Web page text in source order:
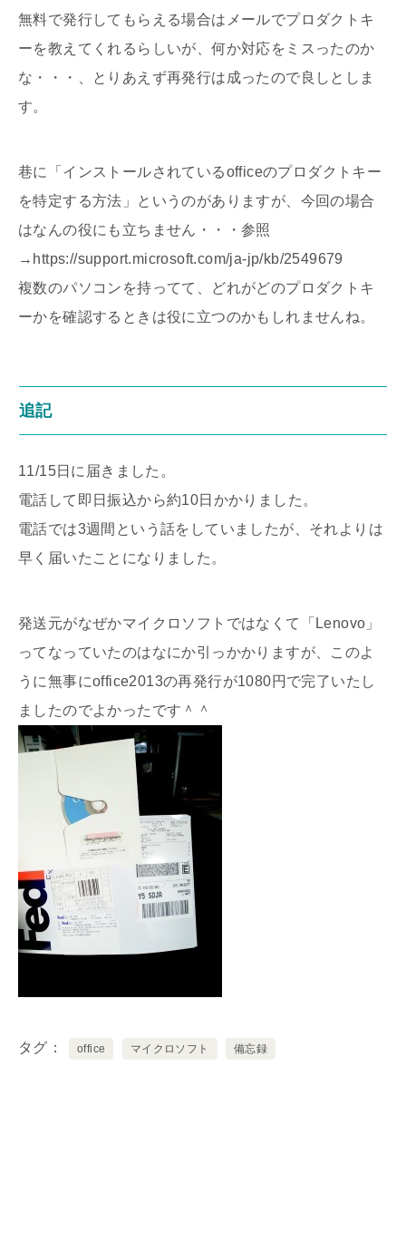
無料で発行してもらえる場合はメールでプロダクトキ
ーを教えてくれるらしいが、何か対応をミスったのか
な・・・、とりあえず再発行は成ったので良しとしま
す。
巷に「インストールされているofficeのプロダクトキー
を特定する方法」というのがありますが、今回の場合
はなんの役にも立ちません・・・参照
→https://support.microsoft.com/ja-jp/kb/2549679
複数のパソコンを持ってて、どれがどのプロダクトキ
ーかを確認するときは役に立つのかもしれませんね。
追記
11/15日に届きました。
電話して即日振込から約10日かかりました。
電話では3週間という話をしていましたが、それよりは
早く届いたことになりました。
発送元がなぜかマイクロソフトではなくて「Lenovo」
ってなっていたのはなにか引っかかりますが、このよ
うに無事にoffice2013の再発行が1080円で完了いたし
ましたのでよかったです＾＾
タグ office マイクロソフト 備忘録